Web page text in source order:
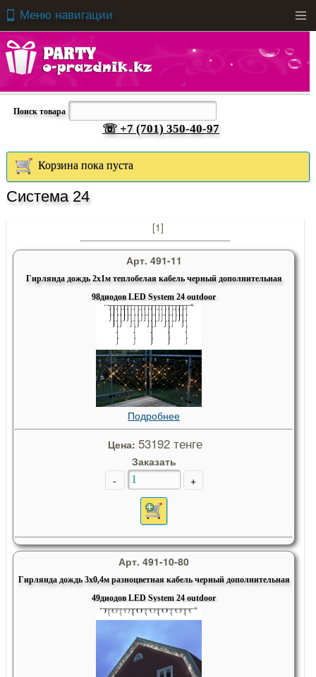
Поиск товара
☏ +7 (701) 350-40-97
Корзина пока пуста
Меню навигации
Система 24
[1]
Арт. 491-11
Гирлянда дождь 2х1м теплобелая кабель черный дополнительная
98диодов LED System 24 outdoor
Подробнее
Цена: 53192 тенге
Заказать
-
+
Арт. 491-10-80
Гирлянда дождь 3х0,4м разноцветная кабель черный дополнительная
49диодов LED System 24 outdoor